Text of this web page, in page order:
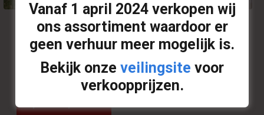
€35,00
Limonadefiets (incl. 2L
aanmaaklimonade)
€13,00
Ballonnen Koning
Op offerte plaatsen
Vanaf 1 april 2024verkopen wij
ons assortiment waardoor er
geen verhuur meer mogelijk is.
Bekijk onze veilingsite voor
verkoopprijzen.